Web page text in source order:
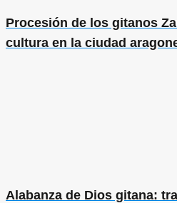
Procesión de los gitanos
cultura en la ciudad
Alabanza de Dios gitana: